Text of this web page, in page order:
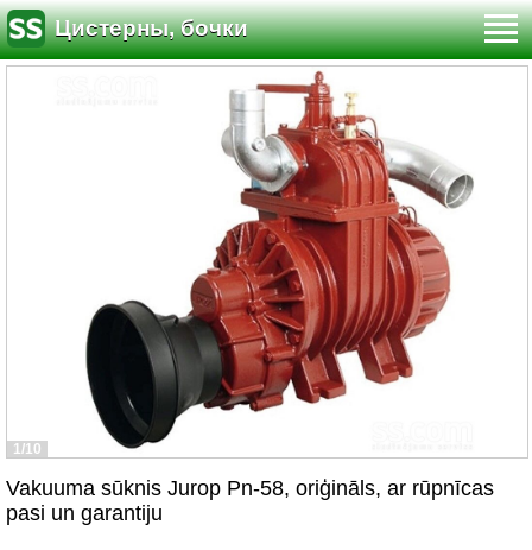
Цистерны, бочки
1/10
Vakuuma sūknis Jurop Pn-58, oriģināls, ar rūpnīcas
pasi un garantiju